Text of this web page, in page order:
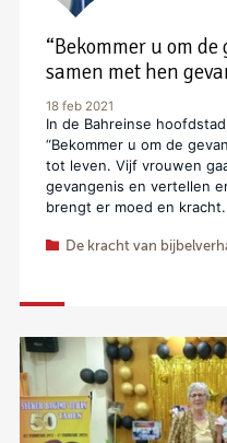
“Bekommer u om
samen met hen
18 feb 2021
In de Bahreinse
“Bekommer u om de
tot leven. Vijf vrouwen
gevangenis en vertellen
brengt er moed en kracht.
De kracht van